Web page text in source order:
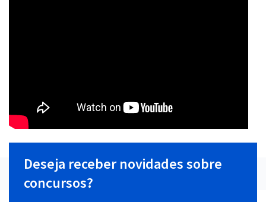
Deseja receber novidades sobre
concursos?